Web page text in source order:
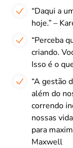
“Daqui a
hoje.” –
“Perceba
criando.
Isso é o
“A gestão
além do
correndo
nossas
para
Maxwell